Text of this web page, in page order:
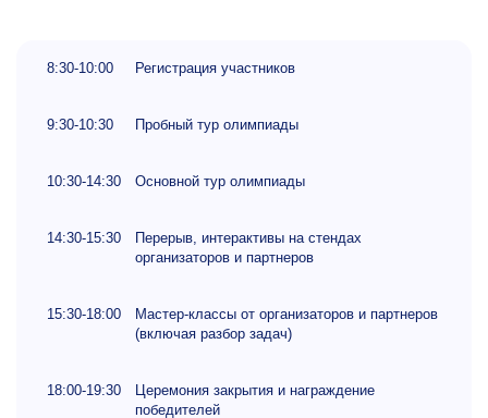
8:30-10:00 Регистрация участников
9:30-10:30 Пробный тур олимпиады
10:30-14:30 Основной тур олимпиады
14:30-15:30
Перерыв, интерактивы на стендах
организаторов и партнеров
15:30-18:00
Мастер-классы от организаторов и партнеров
(включая разбор задач)
18:00-19:30
Церемония закрытия и награждение
победителей